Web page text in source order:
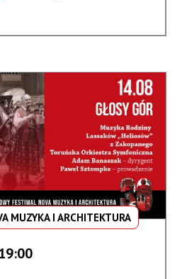
Wschodu
MUZYKA I ARCHITEKTURA